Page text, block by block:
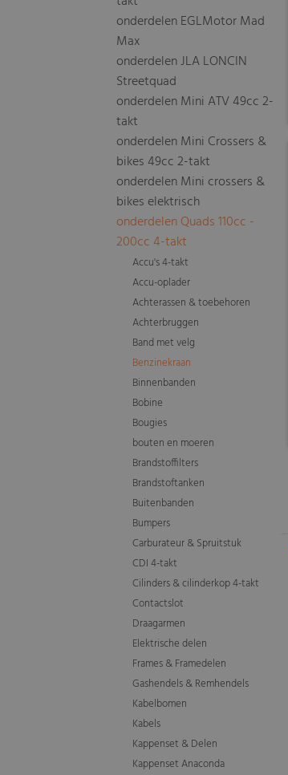
onderdelen EGLMotor Mad
Max
onderdelen JLA LONCIN
Streetquad
onderdelen Mini ATV 49cc 2-
takt
onderdelen Mini Crossers &
bikes 49cc 2-takt
onderdelen Mini crossers &
bikes elektrisch
onderdelen Quads 110cc -
200cc 4-takt
Accu's 4-takt
Accu-oplader
Achterassen & toebehoren
Achterbruggen
Band met velg
Benzinekraan
Binnenbanden
Bobine
Bougies
bouten en moeren
Brandstoffilters
Brandstoftanken
Buitenbanden
Bumpers
Carburateur & Spruitstuk
CDI 4-takt
Cilinders & cilinderkop 4-takt
Contactslot
Draagarmen
Elektrische delen
Frames & Framedelen
Gashendels & Remhendels
Kabelbomen
Kabels
Kappenset & Delen
Kappenset Anaconda